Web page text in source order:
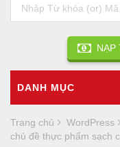
NẠP
DANH MỤC
Trang chủ WordPress
chủ đề thực phẩm sạch